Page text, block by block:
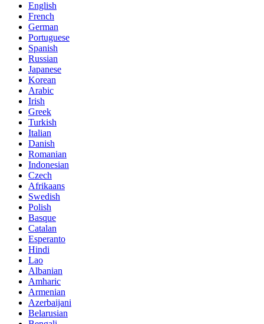
English
French
German
Portuguese
Spanish
Russian
Japanese
Korean
Arabic
Irish
Greek
Turkish
Italian
Danish
Romanian
Indonesian
Czech
Afrikaans
Swedish
Polish
Basque
Catalan
Esperanto
Hindi
Lao
Albanian
Amharic
Armenian
Azerbaijani
Belarusian